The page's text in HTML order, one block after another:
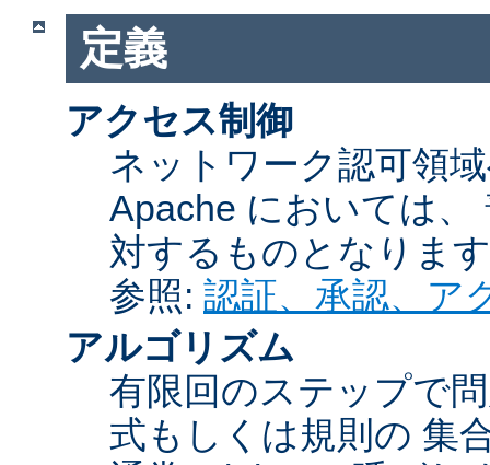
定義
アクセス制御
ネットワーク認可領
Apache においては
対するものとなりま
参照: 認証、承認、ア
アルゴリズム
有限回のステップで
式もしくは規則の 集